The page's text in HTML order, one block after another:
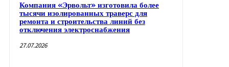
Компания «Эрвольт» изготовила более
тысячи изолированных траверс для
ремонта и строительства линий без
отключения электроснабжения
27.07.2026